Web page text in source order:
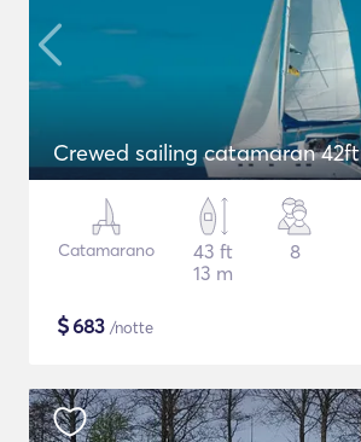
Crewed sailing catamaran 42ft
Catamarano
43 ft
13 m
8
$683 /notte